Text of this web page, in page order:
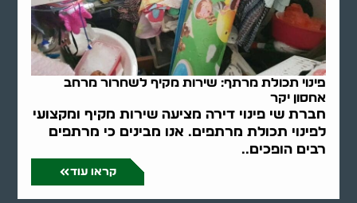
פינוי תכולת מרתף: שירות מקיף לשחרור מרחב
אחסון יקר
חברת שי פינוי דירה מציעה שירות מקיף ומקצועי
לפינוי תכולת מרתפים. אנו מבינים כי מרתפים
רבים הופכים..
קראו עוד